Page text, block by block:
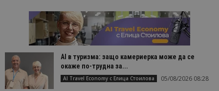
AI в туризма: защо камериерка може да се
окаже по-трудна за...
AI Travel Economy с Елица Стоилова 05/08/2026 08:28